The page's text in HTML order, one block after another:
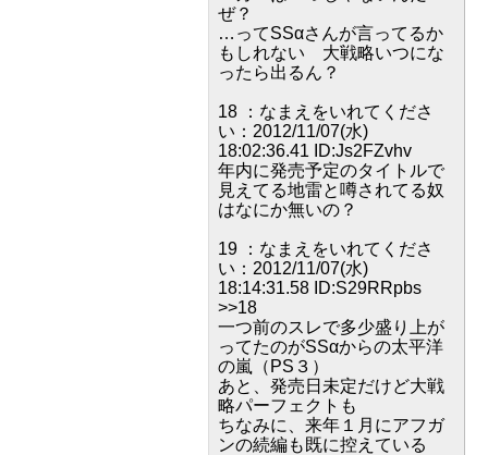
ぜ？
…ってSSαさんが言ってるか
もしれない 大戦略いつにな
ったら出るん？
18 ：なまえをいれてくださ
い：2012/11/07(水)
18:02:36.41 ID:Js2FZvhv
年内に発売予定のタイトルで
見えてる地雷と噂されてる奴
はなにか無いの？
19 ：なまえをいれてくださ
い：2012/11/07(水)
18:14:31.58 ID:S29RRpbs
>>18
一つ前のスレで多少盛り上が
ってたのがSSαからの太平洋
の嵐（PS３）
あと、発売日未定だけど大戦
略パーフェクトも
ちなみに、来年１月にアフガ
ンの続編も既に控えている